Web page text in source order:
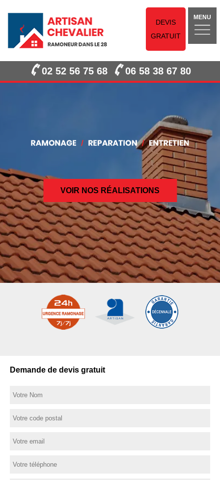
DEVIS
GRATUIT
MENU
02 52 56 75 68 06 58 38 67 80
VOIR NOS RÉALISATIONS
Demande de devis gratuit